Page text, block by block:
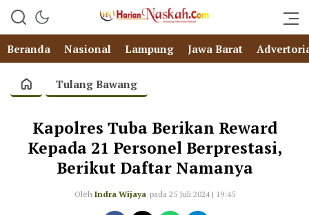
Beranda Nasional Lampung Jawa Barat
Tulang Bawang
Kapolres Tuba Berikan Reward
Kepada 21 Personel Berprestasi,
Berikut Daftar Namanya
Oleh Indra Wijaya pada 25 Juli 2024 | 19:45